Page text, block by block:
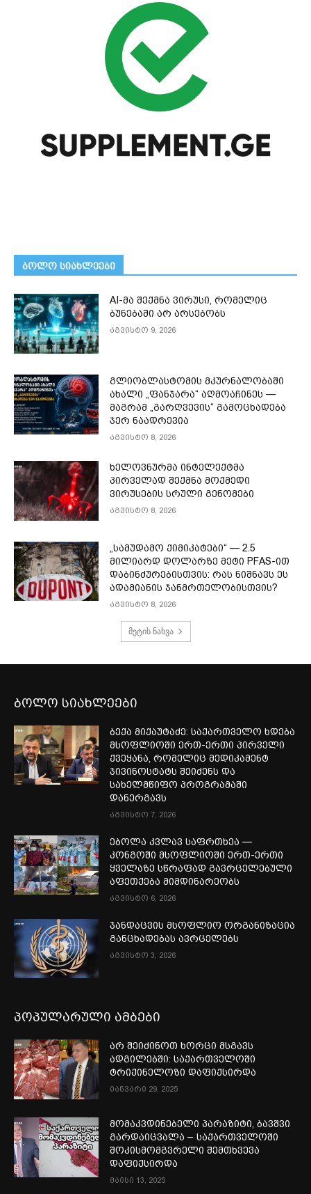
ᲑᲝᲚᲝ ᲡᲘᲐᲮᲚᲔᲔᲑᲘ
AI-მა შექმნა ვირუსი, რომელიც
ბუნებაში არ არსებობს
აგვისტო 9, 2026
გლიობლასტომის მკურნალობაში
ახალი „ფანჯარა“ აღმოაჩინეს —
მაგრამ „გარღვევის“ გამოცხადება
ჯერ ნაადრევია
აგვისტო 8, 2026
ხელოვნურმა ინტელექტმა
პირველად შექმნა მოქმედი
ვირუსების სრული გენომები
აგვისტო 8, 2026
„სამუდამო ქიმიკატები“ — 2.5
მილიარდ დოლარზე მეტი PFAS-ით
დაბინძურებისთვის: რას ნიშნავს ეს
ადამიანის ჯანმრთელობისთვის?
აგვისტო 8, 2026
მეტის ნახვა
ბოლო სიახლეები
ბექა მიქაუტაძე: საქართველო ხდება
მსოფლიოში ერთ-ერთი პირველი
ქვეყანა, რომელიც მედიკამენტ
ჯივინოსტატს შეიძენს და
სახელმწიფო პროგრამაში
დანერგავს
აგვისტო 7, 2026
ებოლა კვლავ საფრთხეა —
კონგოში მსოფლიოში ერთ-ერთი
ყველაზე სწრაფად გავრცელებული
აფეთქება მიმდინარეობს
აგვისტო 6, 2026
ჯანდაცვის მსოფლიო ორგანიზაცია
განცხადებას ავრცელებს
აგვისტო 3, 2026
პოპულარული ამბები
არ შეიძინოთ ხორცი მსგავს
ადგილებში: საქართველოში
ტრიქინელოზი დაფიქსირდა
იანვარი 29, 2025
მომაკვდინებელი პარაზიტი, ბავშვი
გარდაიცვალა – საქართველოში
შოკისმომგვრელი შემთხვევა
დაფიქსირდა
მაისი 13, 2025